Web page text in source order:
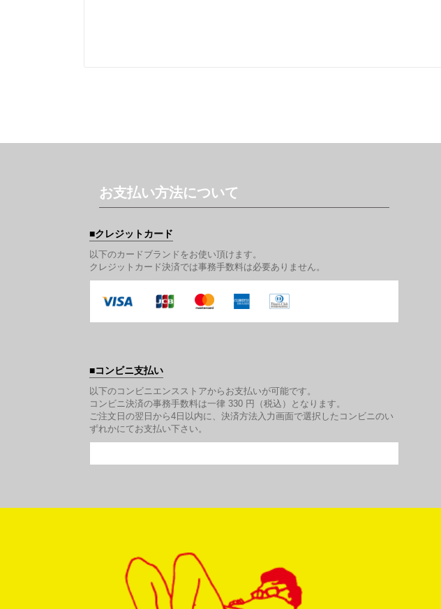
お支払い方法について
クレジットカード
以下のカードブランドをお使い頂けます。
クレジットカード決済では事務手数料は必要ありません。
コンビニ支払い
以下のコンビニエンスストアからお支払いが可能です。
コンビニ決済の事務手数料は一律 330 円（税込）となります。
ご注文日の翌日から4日以内に、決済方法入力画面で選択したコンビニのい
ずれかにてお支払い下さい。